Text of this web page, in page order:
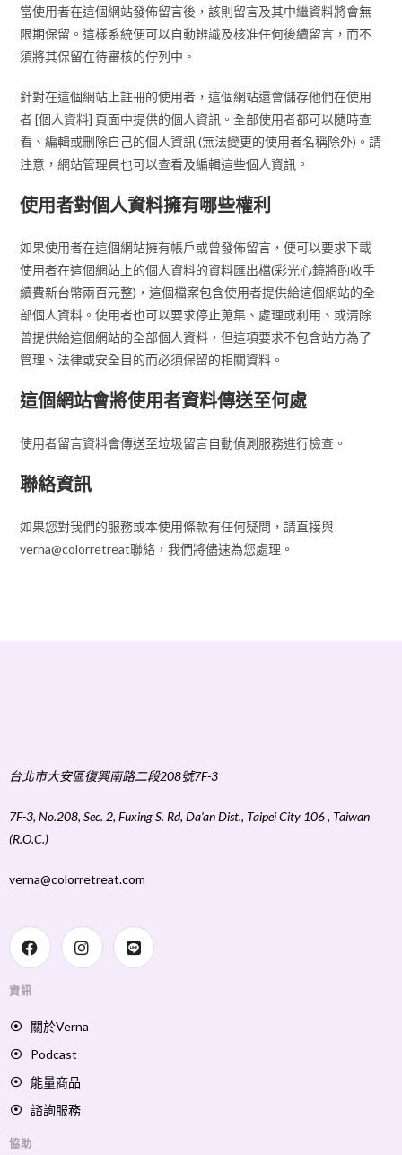
當使用者在這個網站發佈留言後，該則留言及其中繼資料將會無
限期保留。這樣系統便可以自動辨識及核准任何後續留言，而不
須將其保留在待審核的佇列中。
針對在這個網站上註冊的使用者，這個網站還會儲存他們在使用
者 [個人資料] 頁面中提供的個人資訊。全部使用者都可以隨時查
看、編輯或刪除自己的個人資訊 (無法變更的使用者名稱除外)。請
注意，網站管理員也可以查看及編輯這些個人資訊。
使用者對個人資料擁有哪些權利
如果使用者在這個網站擁有帳戶或曾發佈留言，便可以要求下載
使用者在這個網站上的個人資料的資料匯出檔(彩光心鏡將酌收手
續費新台幣兩百元整)，這個檔案包含使用者提供給這個網站的全
部個人資料。使用者也可以要求停止蒐集、處理或利用、或清除
曾提供給這個網站的全部個人資料，但這項要求不包含站方為了
管理、法律或安全目的而必須保留的相關資料。
這個網站會將使用者資料傳送至何處
使用者留言資料會傳送至垃圾留言自動偵測服務進行檢查。
聯絡資訊
如果您對我們的服務或本使用條款有任何疑問，請直接與
verna@colorretreat聯絡，我們將儘速為您處理。
台北市大安區復興南路二段208號7F-3
7F-3, No.208, Sec. 2, Fuxing S. Rd, Da’an Dist., Taipei City 106 , Taiwan
(R.O.C.)
verna@colorretreat.com
資訊
關於Verna
Podcast
能量商品
諮詢服務
協助